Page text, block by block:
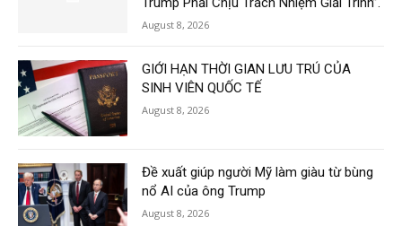
August 8, 2026
GIỚI HẠN THỜI GIAN LƯU TRÚ CỦA
SINH VIÊN QUỐC TẾ
August 8, 2026
Đề xuất giúp người Mỹ làm giàu từ bùng
nổ AI của ông Trump
August 8, 2026